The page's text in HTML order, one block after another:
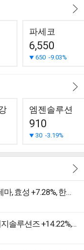
파세코
6,550
650 -9.03%
엠젠솔루션
910
30 -3.19%
[강세 토픽] 자동차 연비개선 - 경량화 테마, 효성 +7.28%, 한주라이트메탈 +5.39%
[강세 토픽] 전기차 화재 테마, 삼기에너지솔루션즈 +14.22%, 한빛레이저 +5.43%